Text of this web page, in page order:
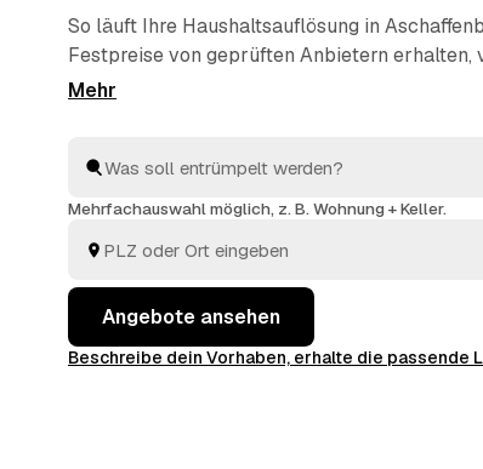
So läuft Ihre Haushaltsauflösung in
Festpreise von geprüften Anbietern erhalten,
Mehr müssen Sie nicht koordinieren – die
werden auf die Kosten angerechnet, sodass
besenrein übergeben. Die Angebote aus
herumtelefonieren.
Mehrfachauswahl möglich, z. B. Wohnung + Keller.
Angebote ansehen
Beschreibe dein Vorhaben, erhalte die passende